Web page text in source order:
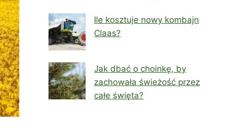
Ile kosztuje nowy kombajn
Claas?
Jak dbać o choinkę, by
zachowała świeżość przez
całe święta?